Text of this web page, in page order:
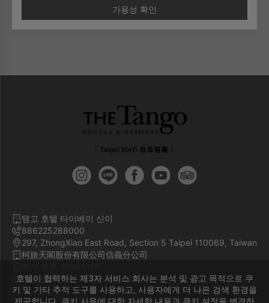
가용성 확인
호텔이 협력하는 제3자 서비스 회사는 분석 및 광고 목적으로 쿠
키 및 기타 추적 도구를 사용하고, 사용자에게 더 나은 검색 환경을
제공합니다. 쿠키 사용에 대한 자세한 내용과 쿠키 설정을 변경하
탱고 호텔 타이베이 신이
886225288000
297, ZhongXiao East Road, Section 5 Taipei 110069, Taiwan
柯旅天閣股份有限公司信義分公司
호텔 등록 번호 臺北市旅館303號